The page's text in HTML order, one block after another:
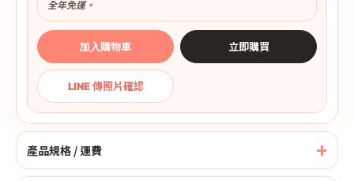
全年免運。
加入購物車 立即購買
LINE 傳照片確認
產品規格 / 運費